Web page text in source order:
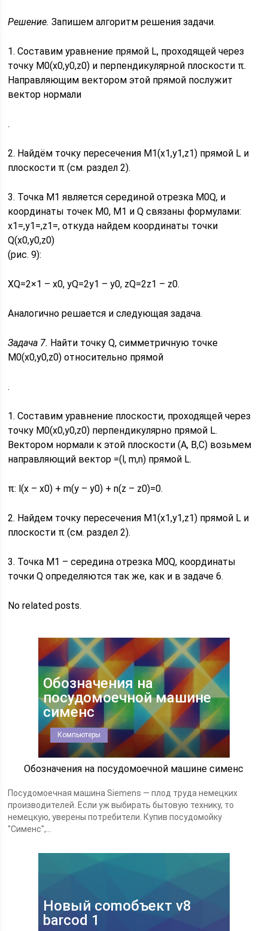
Решение. Запишем алгоритм решения задачи.
1. Составим уравнение прямой L, проходящей через
точку M0(x0,y0,z0) и перпендикулярной плоскости π.
Направляющим вектором этой прямой послужит
вектор нормали
.
2. Найдём точку пересечения M1(x1,y1,z1) прямой L и
плоскости π (см. раздел 2).
3. Точка M1 является серединой отрезка M0Q, и
координаты точек M0, M1 и Q связаны формулами:
x1=,y1=,z1=, откуда найдем координаты точки
Q(x0,y0,z0)
(рис. 9):
XQ=2×1 – x0, yQ=2y1 – y0, zQ=2z1 – z0.
Аналогично решается и следующая задача.
Задача 7. Найти точку Q, симметричную точке
M0(x0,y0,z0) относительно прямой
.
1. Составим уравнение плоскости, проходящей через
точку M0(x0,y0,z0) перпендикулярно прямой L.
Вектором нормали к этой плоскости (A, B,C) возьмем
направляющий вектор =(l, m,n) прямой L.
π: l(x – x0) + m(y – y0) + n(z – z0)=0.
2. Найдем точку пересечения M1(x1,y1,z1) прямой L и
плоскости π (см. раздел 2).
3. Точка M1 – середина отрезка M0Q, координаты
точки Q определяются так же, как и в задаче 6.
No related posts.
Обозначения на
посудомоечной машине
сименс
Компьютеры
Обозначения на посудомоечной машине сименс
Посудомоечная машина Siemens — плод труда немецких
производителей. Если уж выбирать бытовую технику, то
немецкую, уверены потребители. Купив посудомойку
"Сименс",...
Новый comобъект v8
barcod 1